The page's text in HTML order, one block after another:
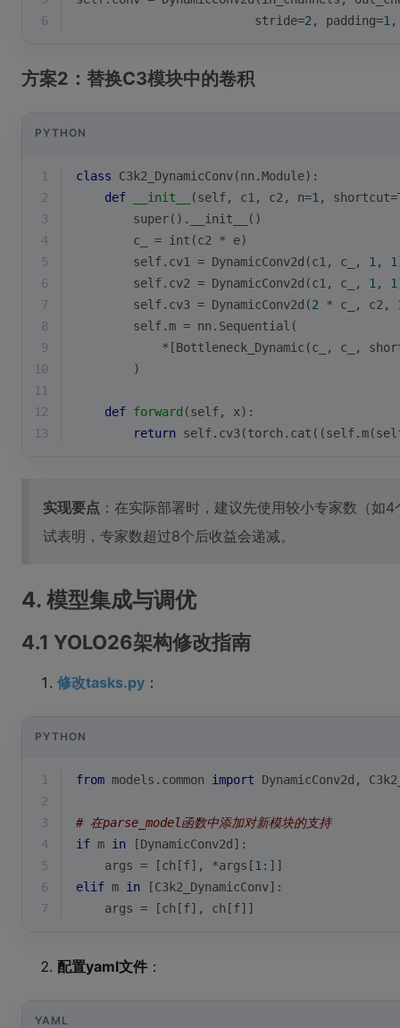
6
                         stride=
2 , padding=1 ,
方案2：替换C3模块中的卷积
PYTHON
1 class C3k2_DynamicConv(nn.Module):
2
def __init__ (self, c1, c2, n=1 , shortcut=
3
super().__init__()
4
        c_ =
int (c2 * e)
5
        self.cv1 = DynamicConv2d(c1, c_,
1 , 1
6
        self.cv2 = DynamicConv2d(c1, c_,
1 , 1
7
        self.cv3 = DynamicConv2d(
2 * c_, c2,
8
        self.m = nn.Sequential(
9
*[Bottleneck_Dynamic(c_, c_,
10
        )
11
12
def forward (self, x):
13
return
实现要点 ：在实际部署时，建议先使用较小专家数（如
试表明，专家数超过8个后收益会递减。
4. 模型集成与调优
4.1 YOLO26架构修改指南
修改tasks.py ：
PYTHON
1 from models.common import DynamicConv2d,
2
3
# 在parse_model函数中添加对新模块的支持
4
if m in [DynamicConv2d]:
5
    args = [ch[f], *args[
1 :]]
6
elif m in [C3k2_DynamicConv]:
7
    args = [ch[f], ch[f]]
配置yaml文件 ：
YAML